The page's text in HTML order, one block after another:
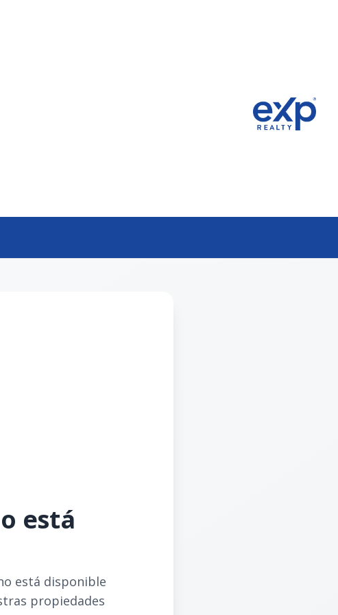
está
está disponible
propiedades